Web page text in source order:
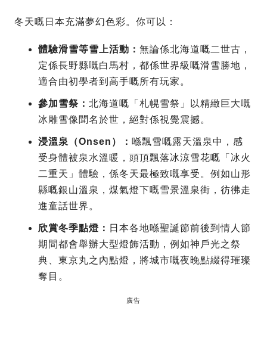
冬天嘅日本充滿夢幻色彩。你可以：
體驗滑雪等雪上活動： 無論係北海道嘅二世古，
定係長野縣嘅白馬村，都係世界級嘅滑雪勝地，
適合由初學者到高手嘅所有玩家。
參加雪祭： 北海道嘅「札幌雪祭」以精緻巨大嘅
冰雕雪像聞名於世，絕對係視覺震撼。
浸溫泉（Onsen）： 喺飄雪嘅露天溫泉中，感
受身體被泉水溫暖，頭頂飄落冰涼雪花嘅「冰火
二重天」體驗，係冬天最極致嘅享受。例如山形
縣嘅銀山溫泉，煤氣燈下嘅雪景溫泉街，彷彿走
進童話世界。
欣賞冬季點燈： 日本各地喺聖誕節前後到情人節
期間都會舉辦大型燈飾活動，例如神戶光之祭
典、東京丸之內點燈，將城市嘅夜晚點綴得璀璨
奪目。
廣告